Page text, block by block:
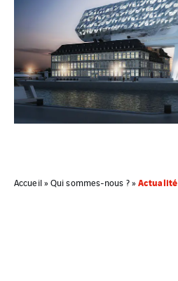
Accueil»Qui sommes-nous ?»Actualité